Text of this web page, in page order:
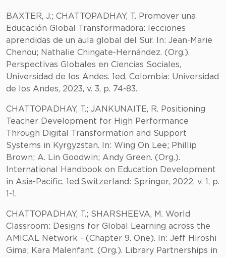
BAXTER, J.; CHATTOPADHAY, T. Promover una
Educación Global Transformadora: lecciones
aprendidas de un aula global del Sur. In: Jean-Marie
Chenou; Nathalie Chingate-Hernández. (Org.).
Perspectivas Globales en Ciencias Sociales,
Universidad de los Andes. 1ed. Colombia: Universidad
de los Andes, 2023, v. 3, p. 74-83.
CHATTOPADHAY, T.; JANKUNAITE, R. Positioning
Teacher Development for High Performance
Through Digital Transformation and Support
Systems in Kyrgyzstan. In: Wing On Lee; Phillip
Brown; A. Lin Goodwin; Andy Green. (Org.).
International Handbook on Education Development
in Asia-Pacific. 1ed.Switzerland: Springer, 2022, v. 1, p.
1-1.
CHATTOPADHAY, T.; SHARSHEEVA, M. World
Classroom: Designs for Global Learning across the
AMICAL Network - (Chapter 9. One). In: Jeff Hiroshi
Gima; Kara Malenfant. (Org.). Library Partnerships in